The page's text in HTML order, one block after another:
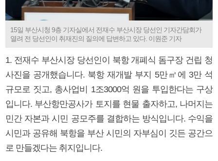
15일 부산시청 9층 기자실에서 전재수 부산시장 당선인 기자간담회가
열려 전 당선인이 취재진의 질의에 답변하고 있다. 이원준 기자
1. 전재수 부산시장 당선인이 북항 개폐식 돔구장 건립 청
사진을 공개했습니다. 북항 재개발 부지 5만㎡에 3만 석
규모로 짓고, 총사업비 1조3000억 원을 투입한다는 구상
입니다. 부산항만공사가 토지를 현물 출자하고, 나머지는
민간 자본과 시민 공모주를 결합하는 방식입니다. 수익을
시민과 공유해 북항을 부산 시민의 자부심이 깃든 공간으
로 만들겠다는 취지입니다.